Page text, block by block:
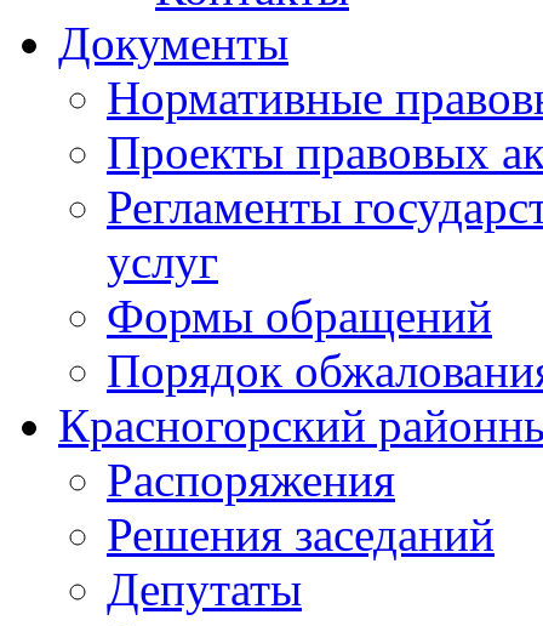
Документы
Нормативные
Проекты правовых
Регламенты
услуг
Формы обращений
Порядок
Красногорский
Распоряжения
Решения заседаний
Депутаты